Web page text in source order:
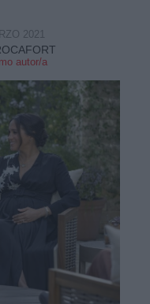
autor/a
2021